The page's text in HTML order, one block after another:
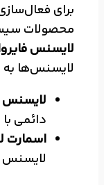
برای
محصولات سیسکو
لایسنس
لایسنس‌ها
لایسنس PLR فایرپاور 2100
دائمی
اسمارت
لایسنس TMC با نیاز به تمدید دوره‌ای